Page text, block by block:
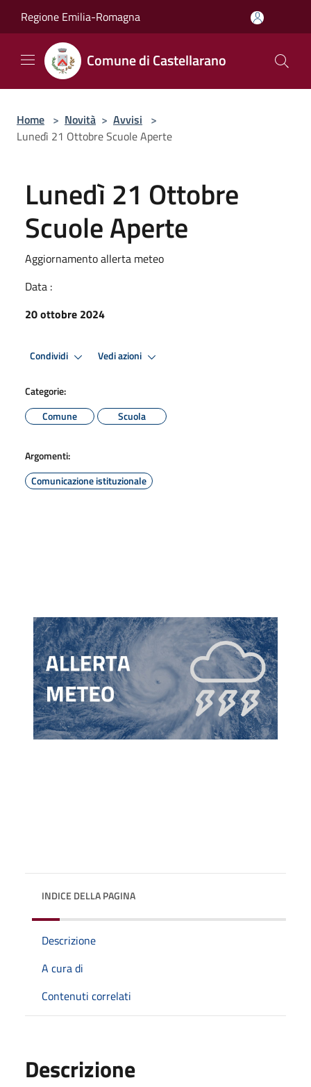
Regione Emilia-Romagna
Comune di Castellarano
Home > Novità > Avvisi >
Lunedì 21 Ottobre Scuole Aperte
Lunedì 21 Ottobre
Scuole Aperte
Aggiornamento allerta meteo
Data :
20 ottobre 2024
Condividi Vedi azioni
Categorie:
Comune
Scuola
Argomenti:
Comunicazione istituzionale
INDICE DELLA PAGINA
Descrizione
A cura di
Contenuti correlati
Descrizione